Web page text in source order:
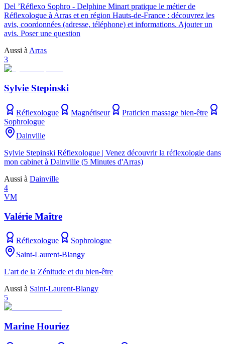
Del ’Réflexo Sophro - Delphine Minart pratique le métier de
Réflexologue à Arras et en région Hauts-de-France : découvrez les
avis, coordonnées (adresse, téléphone) et informations. Ajouter un
avis. Poser une question
Aussi à Arras
3
Sylvie Stepinski
Réflexologue Magnétiseur
Praticien massage bien-être
Sophrologue
Dainville
Sylvie Stepinski Réflexologue | Venez découvrir la réflexologie dans
mon cabinet à Dainville (5 Minutes d'Arras)
Aussi à Dainville
4
VM
Valérie Maître
Réflexologue
Sophrologue
Saint-Laurent-Blangy
L'art de la Zénitude et du bien-être
Aussi à Saint-Laurent-Blangy
5
Marine Houriez